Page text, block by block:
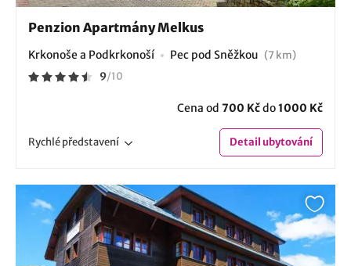
Penzion Apartmány Melkus
Krkonoše a Podkrkonoší Pec pod Sněžkou (7 km)
9/10
Cena od 700 Kčdo1000 Kč
Rychlépředstavení Detailubytování